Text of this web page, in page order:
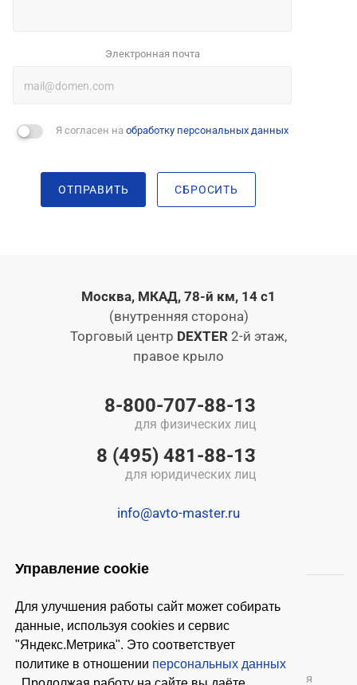
Управление cookie
Для улучшения работы сайт может собирать
данные, используя cookies и сервис
"Яндекс.Метрика". Это соответствует
политике в отношении персональных данных
Электронная почта
Я согласен на обработку персональных данных
ОТПРАВИТЬ СБРОСИТЬ
Москва, МКАД, 78-й км, 14 с1
(внутренняя сторона)
Торговый центр DEXTER 2-й этаж,
правое крыло
8-800-707-88-13
для физических лиц
8 (495) 481-88-13
для юридических лиц
info@avto-master.ru
© 2026 ООО «Автомастер» — оборудование для